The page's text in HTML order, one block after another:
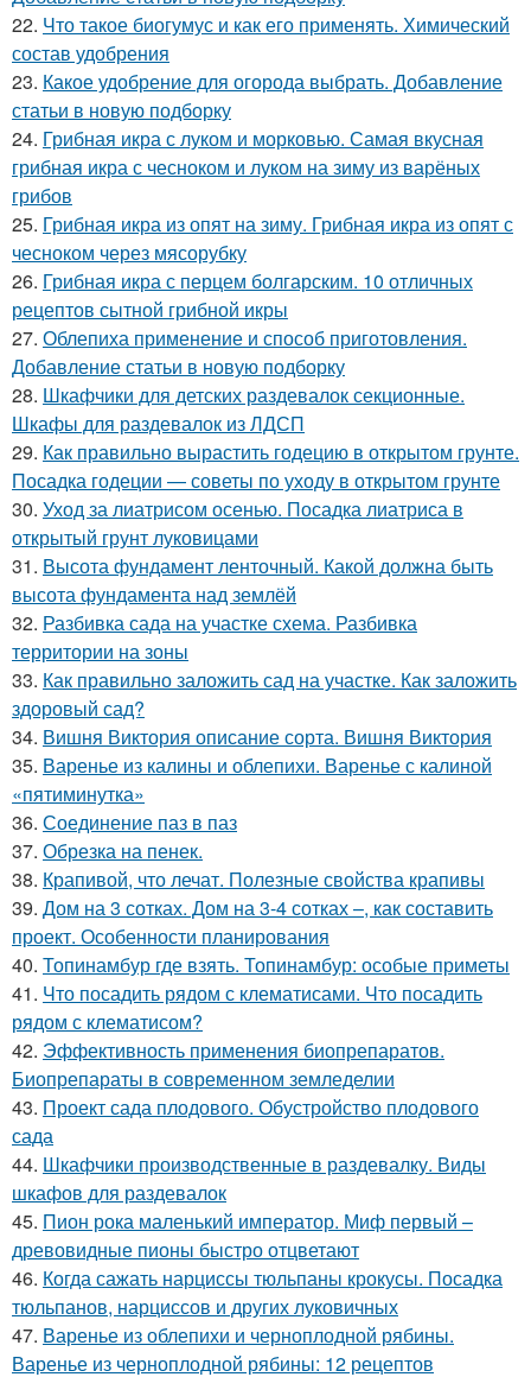
22. Что такое биогумус и как его применять. Химический
состав удобрения
23. Какое удобрение для огорода выбрать. Добавление
статьи в новую подборку
24. Грибная икра с луком и морковью. Самая вкусная
грибная икра с чесноком и луком на зиму из варёных
грибов
25. Грибная икра из опят на зиму. Грибная икра из опят с
чесноком через мясорубку
26. Грибная икра с перцем болгарским. 10 отличных
рецептов сытной грибной икры
27. Облепиха применение и способ приготовления.
Добавление статьи в новую подборку
28. Шкафчики для детских раздевалок секционные.
Шкафы для раздевалок из ЛДСП
29. Как правильно вырастить годецию в открытом грунте.
Посадка годеции — советы по уходу в открытом грунте
30. Уход за лиатрисом осенью. Посадка лиатриса в
открытый грунт луковицами
31. Высота фундамент ленточный. Какой должна быть
высота фундамента над землёй
32. Разбивка сада на участке схема. Разбивка
территории на зоны
33. Как правильно заложить сад на участке. Как заложить
здоровый сад?
34. Вишня Виктория описание сорта. Вишня Виктория
35. Варенье из калины и облепихи. Варенье с калиной
«пятиминутка»
36. Соединение паз в паз
37. Обрезка на пенек.
38. Крапивой, что лечат. Полезные свойства крапивы
39. Дом на 3 сотках. Дом на 3-4 сотках –, как составить
проект. Особенности планирования
40. Топинамбур где взять. Топинамбур: особые приметы
41. Что посадить рядом с клематисами. Что посадить
рядом с клематисом?
42. Эффективность применения биопрепаратов.
Биопрепараты в современном земледелии
43. Проект сада плодового. Обустройство плодового
сада
44. Шкафчики производственные в раздевалку. Виды
шкафов для раздевалок
45. Пион рока маленький император. Миф первый –
древовидные пионы быстро отцветают
46. Когда сажать нарциссы тюльпаны крокусы. Посадка
тюльпанов, нарциссов и других луковичных
47. Варенье из облепихи и черноплодной рябины.
Варенье из черноплодной рябины: 12 рецептов